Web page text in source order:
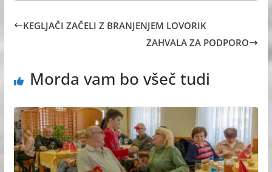
KEGLJAČI ZAČELI Z BRANJENJEM LOVORIK
ZAHVALA ZA PODPORO
Morda vam bo všeč tudi